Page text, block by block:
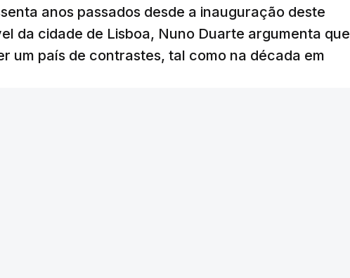
anos passados desde a inauguração deste
da cidade de Lisboa, Nuno Duarte argumenta que
um país de contrastes, tal como na década em